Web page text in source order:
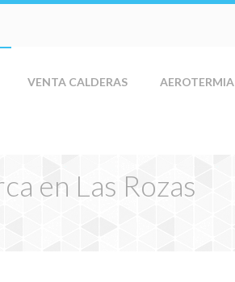
VENTA CALDERAS AEROTERMIA
en Las Rozas